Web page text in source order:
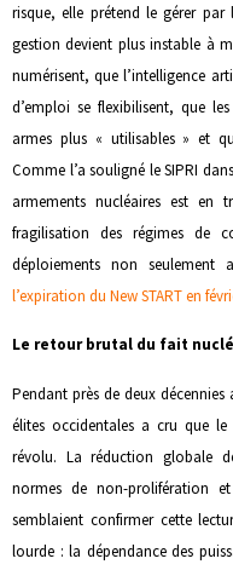
risque, elle prétend le gérer
gestion devient plus instable à
numérisent, que l’intelligence
d’emploi se flexibilisent, que
armes plus « utilisables » et
Comme l’a souligné le SIPRI
armements nucléaires est en
fragilisation des régimes de
déploiements non seulement
l’expiration du New START en
Le retour brutal du fait
Pendant près de deux
élites occidentales a cru que
révolu. La réduction globale
normes de non-prolifération
semblaient confirmer cette
lourde : la dépendance des